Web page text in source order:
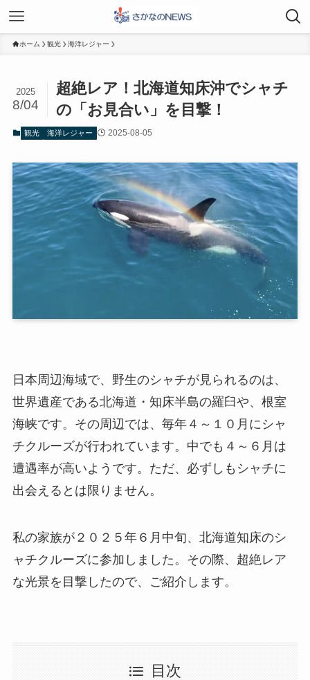
ホーム 観光 海洋レジャー
超絶レア！北海道知床沖でシャチ
の「お見合い」を目撃！
2025
8/04
観光 海洋レジャー 2025-08-05
日本周辺海域で、野生のシャチが見られるのは、
世界遺産である北海道・知床半島の羅臼や、根室
海峡です。その周辺では、毎年４～１０月にシャ
チクルーズが行われています。中でも４～６月は
遭遇率が高いようです。ただ、必ずしもシャチに
出会えるとは限りません。
私の家族が２０２５年６月中旬、北海道知床のシ
ャチクルーズに参加しました。その際、超絶レア
な光景を目撃したので、ご紹介します。
目次